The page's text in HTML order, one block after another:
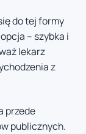
do tej formy
– szybka i
lekarz
z
przede
publicznych.